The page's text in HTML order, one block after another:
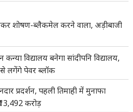
शोषण-ब्लैकमेल करने वाला, अड़ीबाजी
कन्या विद्यालय बनेगा सांदीपनि विद्यालय,
लगेंगे पेवर ब्लॉक
प्रदर्शन, पहली तिमाही में मुनाफा
करोड़